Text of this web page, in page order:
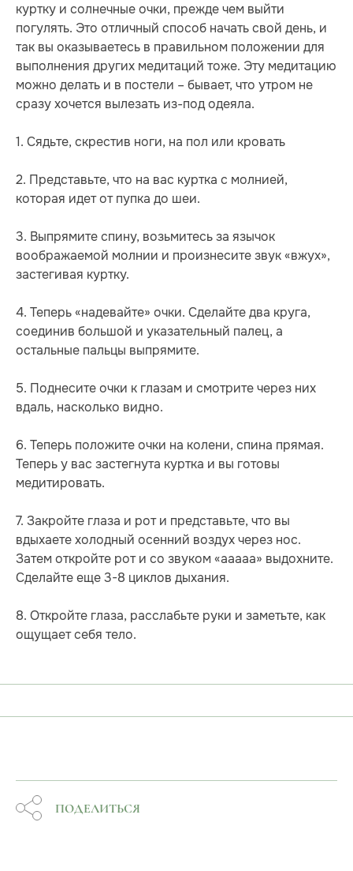
куртку и солнечные очки, прежде чем выйти
погулять. Это отличный способ начать свой день, и
так вы оказываетесь в правильном положении для
выполнения других медитаций тоже. Эту медитацию
можно делать и в постели – бывает, что утром не
сразу хочется вылезать из-под одеяла.
1. Сядьте, скрестив ноги, на пол или кровать
2. Представьте, что на вас куртка с молнией,
которая идет от пупка до шеи.
3. Выпрямите спину, возьмитесь за язычок
воображаемой молнии и произнесите звук «вжух»,
застегивая куртку.
4. Теперь «надевайте» очки. Сделайте два круга,
соединив большой и указательный палец, а
остальные пальцы выпрямите.
5. Поднесите очки к глазам и смотрите через них
вдаль, насколько видно.
6. Теперь положите очки на колени, спина прямая.
Теперь у вас застегнута куртка и вы готовы
медитировать.
7. Закройте глаза и рот и представьте, что вы
вдыхаете холодный осенний воздух через нос.
Затем откройте рот и со звуком «ааааа» выдохните.
Сделайте еще 3-8 циклов дыхания.
8. Откройте глаза, расслабьте руки и заметьте, как
ощущает себя тело.
ПОДЕЛИТЬСЯ